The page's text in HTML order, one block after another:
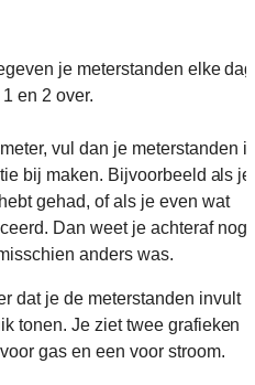
je meterstanden elke dag
en 2 over.
vul dan je meterstanden
bij maken. Bijvoorbeeld als je
gehad, of als je even wat
Dan weet je achteraf nog
anders was.
dat je de meterstanden invult
tonen. Je ziet twee grafieken
gas en een voor stroom.